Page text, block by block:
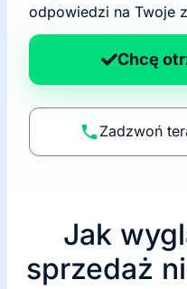
a
n
p
li
t
odpowiedzi na Twoje
Chcę
Zadzwoń
Jak
sprzedaż